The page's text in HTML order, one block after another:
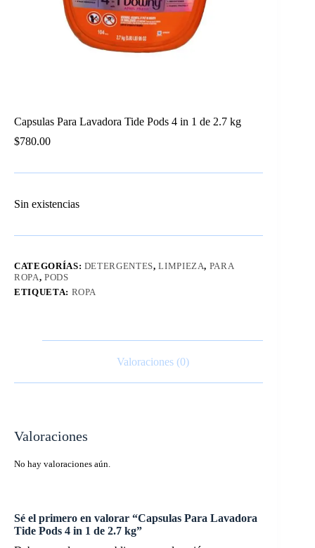
Capsulas Para Lavadora Tide Pods 4 in 1 de 2.7 kg
$780.00
Sin existencias
CATEGORÍAS: DETERGENTES,LIMPIEZA, PARA
ROPA, PODS
ETIQUETA: ROPA
Valoraciones (0)
Valoraciones
No hay valoraciones aún.
Sé el primero en valorar “Capsulas Para Lavadora
Tide Pods 4 in 1 de 2.7 kg”